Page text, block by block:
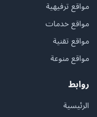
مواقع ترفيهية
مواقع خدمات
مواقع تقنية
مواقع منوعة
روابط
الرئيسية